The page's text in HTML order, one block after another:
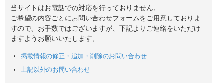
当サイトはお電話での対応を行っておりません。
ご希望の内容ごとにお問い合わせフォームをご用意しておりま
すので、お手数ではございますが、下記よりご連絡をいただけ
ますようお願いいたします。
掲載情報の修正・追加・削除のお問い合わせ
上記以外のお問い合わせ